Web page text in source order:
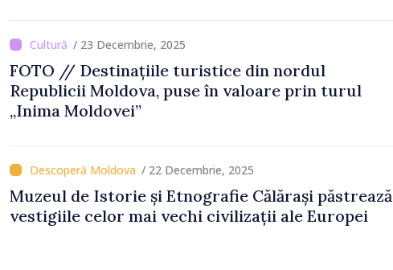
/ 23 Decembrie, 2025
FOTO // Destinațiile turistice din nordul
Republicii Moldova, puse în valoare prin turul
„Inima Moldovei”
/ 22 Decembrie, 2025
Muzeul de Istorie și Etnografie Călărași păstrează
vestigiile celor mai vechi civilizații ale Europei